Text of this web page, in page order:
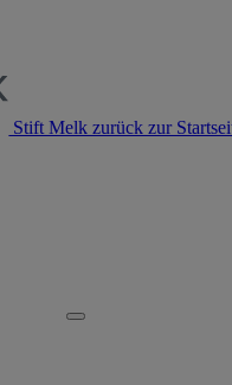
Stift Melk zurück zur